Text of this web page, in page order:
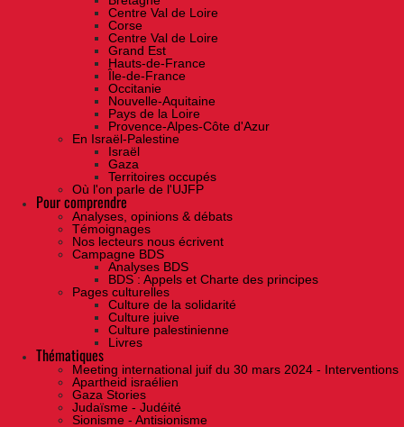
Centre Val de Loire
Corse
Centre Val de Loire
Grand Est
Hauts-de-France
Île-de-France
Occitanie
Nouvelle-Aquitaine
Pays de la Loire
Provence-Alpes-Côte d'Azur
En Israël-Palestine
Israël
Gaza
Territoires occupés
Où l'on parle de l'UJFP
Pour comprendre
Analyses, opinions & débats
Témoignages
Nos lecteurs nous écrivent
Campagne BDS
Analyses BDS
BDS : Appels et Charte des principes
Pages culturelles
Culture de la solidarité
Culture juive
Culture palestinienne
Livres
Thématiques
Meeting international juif du 30 mars 2024 - Interventions
Apartheid israélien
Gaza Stories
Judaïsme - Judéité
Sionisme - Antisionisme